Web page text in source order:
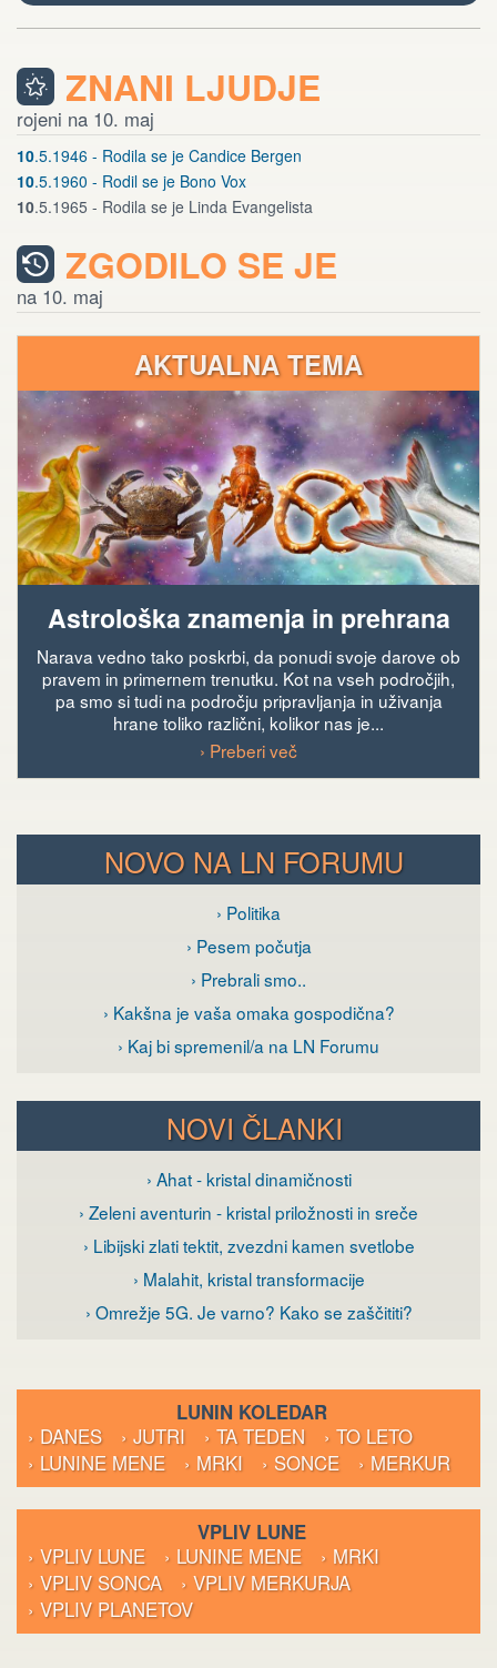
ZNANI LJUDJE
rojeni na 10. maj
10.5.1946 - Rodila se je Candice Bergen
10.5.1960 - Rodil se je Bono Vox
10.5.1965 - Rodila se je Linda Evangelista
ZGODILO SE JE
na 10. maj
AKTUALNA TEMA
Astrološka znamenja in prehrana
Narava vedno tako poskrbi, da ponudi svoje darove ob
pravem in primernem trenutku. Kot na vseh področjih,
pa smo si tudi na področju pripravljanja in uživanja
hrane toliko različni, kolikor nas je...
› Preberi več
NOVO NA LN FORUMU
› Politika
› Pesem počutja
› Prebrali smo..
› Kakšna je vaša omaka gospodična?
› Kaj bi spremenil/a na LN Forumu
NOVI ČLANKI
› Ahat - kristal dinamičnosti
› Zeleni aventurin - kristal priložnosti in sreče
› Libijski zlati tektit, zvezdni kamen svetlobe
› Malahit, kristal transformacije
› Omrežje 5G. Je varno? Kako se zaščititi?
LUNIN KOLEDAR
› DANES
› JUTRI › TA TEDEN
› TO LETO
› LUNINE MENE
› MRKI › SONCE › MERKUR
VPLIV LUNE
› VPLIV LUNE
› LUNINE MENE
› MRKI
› VPLIV SONCA
› VPLIV MERKURJA
› VPLIV PLANETOV